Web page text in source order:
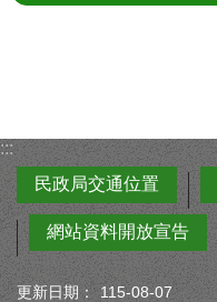
:::
民政局交通位置
網站資料開放宣告
更新日期：
115-08-07